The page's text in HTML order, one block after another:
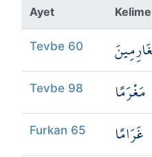
Seferberliği
Kökler
Üyelik
Ayet Kelime
Tevbe 60
Tevbe 98 مَغْرَمًا
Furkan 65 غَرَامًا